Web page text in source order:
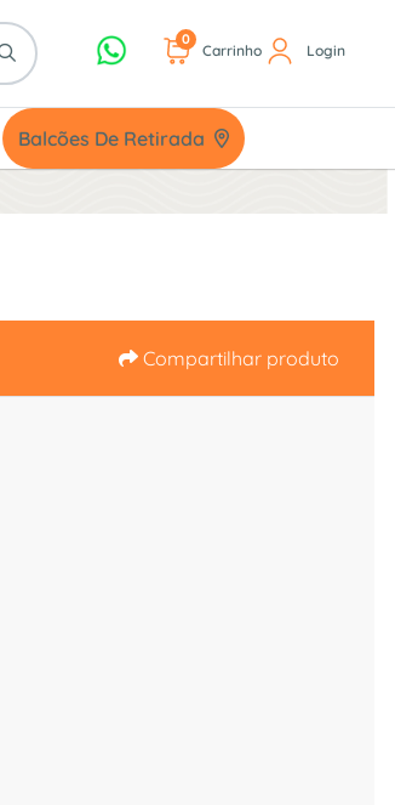
Carrinho
0
Login
Balcões De Retirada
Balcões De Retirada
Compartilhar produto